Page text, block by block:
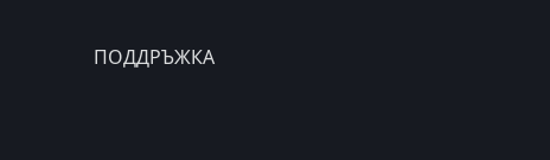
ПОДДРЪЖКА